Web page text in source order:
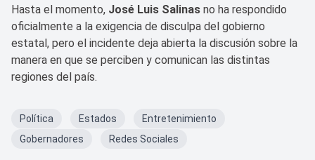
Hasta el momento, José Luis Salinas no ha respondido
oficialmente a la exigencia de disculpa del gobierno
estatal, pero el incidente deja abierta la discusión sobre la
manera en que se perciben y comunican las distintas
regiones del país.
Política Estados
Entretenimiento
Gobernadores
Redes Sociales